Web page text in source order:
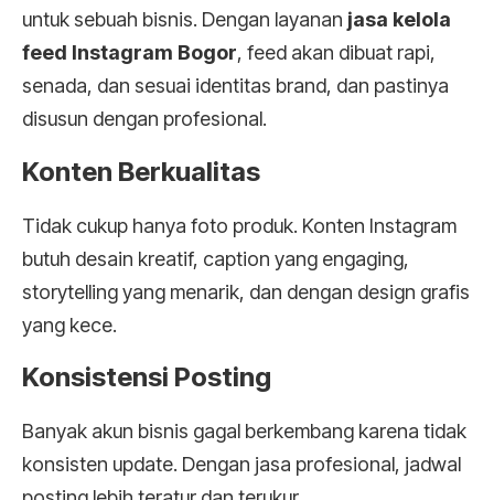
untuk sebuah bisnis. Dengan layanan jasa kelola
feed Instagram Bogor, feed akan dibuat rapi,
senada, dan sesuai identitas brand, dan pastinya
disusun dengan profesional.
Konten Berkualitas
Tidak cukup hanya foto produk. Konten Instagram
butuh desain kreatif, caption yang engaging,
storytelling yang menarik, dan dengan design grafis
yang kece.
Konsistensi Posting
Banyak akun bisnis gagal berkembang karena tidak
konsisten update. Dengan jasa profesional, jadwal